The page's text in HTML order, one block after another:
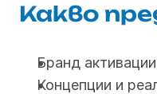
Какво
Бранд
Концепции и